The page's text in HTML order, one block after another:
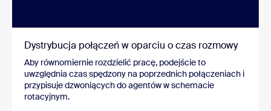
Dystrybucja połączeń w oparciu o czas rozmowy
Aby równomiernie rozdzielić pracę, podejście to
uwzględnia czas spędzony na poprzednich połączeniach i
przypisuje dzwoniących do agentów w schemacie
rotacyjnym.